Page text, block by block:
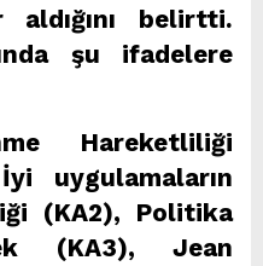
belirtti.
şu ifadelere
Hareketliliği
uygulamaların
(KA2), Politika
(KA3), Jean